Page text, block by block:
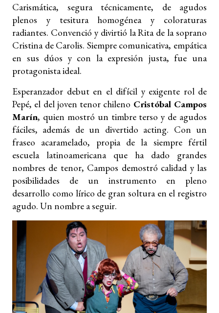
Carismática, segura técnicamente, de agudos
plenos y tesitura homogénea y coloraturas
radiantes. Convenció y divirtió la Rita de la soprano
Cristina de Carolis. Siempre comunicativa, empática
en sus dúos y con la expresión justa, fue una
protagonista ideal.
Esperanzador debut en el difícil y exigente rol de
Pepé, el del joven tenor chileno Cristóbal Campos
Marín, quien mostró un timbre terso y de agudos
fáciles, además de un divertido acting. Con un
fraseo acaramelado, propia de la siempre fértil
escuela latinoamericana que ha dado grandes
nombres de tenor, Campos demostró calidad y las
posibilidades de un instrumento en pleno
desarrollo como lírico de gran soltura en el registro
agudo. Un nombre a seguir.